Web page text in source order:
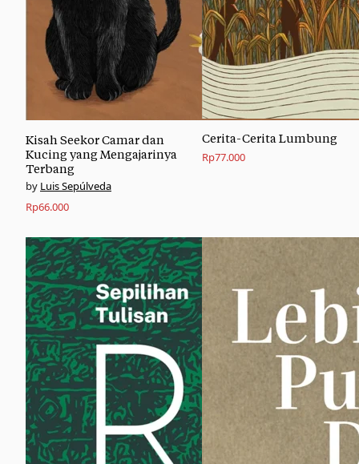
Kisah Seekor Camar dan
Kucing yang Mengajarinya
Terbang
Luis Sepúlveda
Rp66.000
Cerita-Cerita Lumbung
Rp77.000